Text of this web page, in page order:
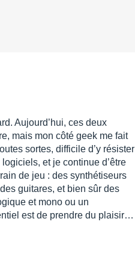
Aujourd’hui, ces deux
mais mon côté geek me fait
sortes, difficile d’y résister
et je continue d’être
de jeu : des synthétiseurs
guitares, et bien sûr des
et mono ou un
est de prendre du plaisir…